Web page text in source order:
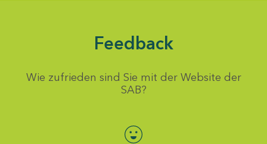
Feedback
Wie zufrieden sind Sie mit der Website der
SAB?
Bewertung auswählen